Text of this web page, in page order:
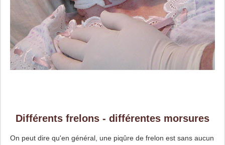
Différents frelons - différentes morsures
On peut dire qu'en général, une piqûre de frelon est sans aucun